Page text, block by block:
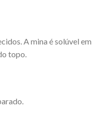
A mina é solúvel em
topo.